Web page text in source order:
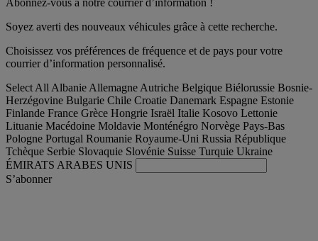
Soyez averti des nouveaux véhicules grâce à cette recherche.
Choisissez vos préférences de fréquence et de pays pour votre
courrier d’information personnalisé.
Select All Albanie Allemagne Autriche Belgique Biélorussie Bosnie-
Herzégovine Bulgarie Chile Croatie Danemark Espagne Estonie
Finlande France Grèce Hongrie Israël Italie Kosovo Lettonie
Lituanie Macédoine Moldavie Monténégro Norvège Pays-Bas
Pologne Portugal Roumanie Royaume-Uni Russia République
Tchèque Serbie Slovaquie Slovénie Suisse Turquie Ukraine
ÉMIRATS ARABES UNIS
S’abonner